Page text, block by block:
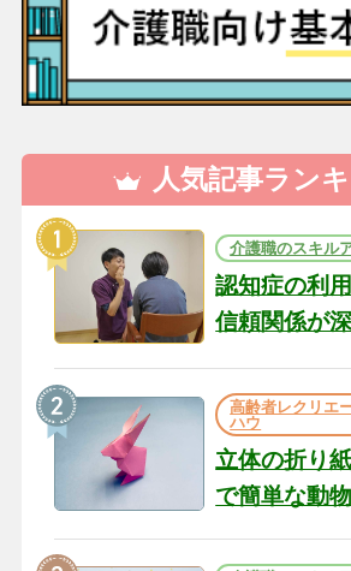
人気記事ラン
介護職のスキル
認知症の利
信頼関係が
の現場から
高齢者レクリエ
ハウ
立体の折り
で簡単な動